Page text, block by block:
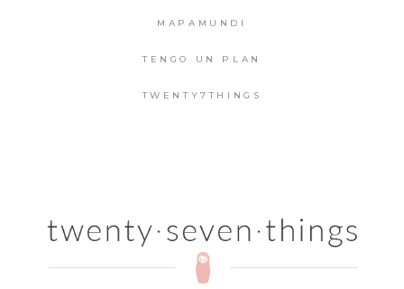
MAPAMUNDI
TENGO UN PLAN
TWENTY7THINGS